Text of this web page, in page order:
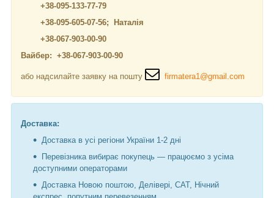
+38-095-133-77-79
+38-095-605-07-56; Наталія
+38-067-903-00-90
Вайбер: +38-067-903-00-90
або надсилайте заявку на пошту firmatera1@gmail.com
Доставка:
Доставка в усі регіони України 1-2 дні
Перевізника вибирає покупець — працюємо з усіма
доступними операторами
Доставка Новою поштою, Делівері, САТ, Нічний